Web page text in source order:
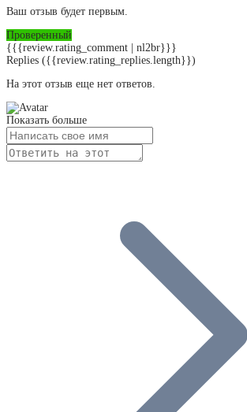
Ваш отзыв будет первым.
Проверенный
{{{review.rating_comment | nl2br}}}
Replies ({{review.rating_replies.length}})
На этот отзыв еще нет ответов.
Показать больше